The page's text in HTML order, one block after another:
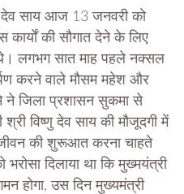
देव साय आज 13 जनवरी को
की सौगात देने के लिए
लगभग सात माह पहले नक्सल
करने वाले मौसम महेश और
ने जिला प्रशासन सुकमा से
विष्णु देव साय की मौजूदगी में
की शुरूआत करना चाहते
दिलाया था कि मुख्मयंत्री
होगा, उस दिन मुख्यमंत्री